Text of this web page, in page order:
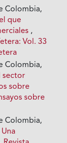
Colombia,
que
,
Vol. 33
Colombia,
sector
sobre
sobre
Colombia,